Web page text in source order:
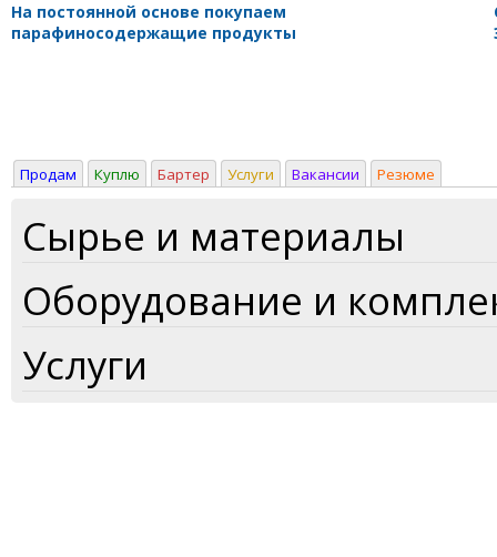
На постоянной основе покупаем
парафиносодержащие продукты
Продам Куплю Бартер Услуги Вакансии Резюме
Сырье и материалы
Оборудование и
Услуги